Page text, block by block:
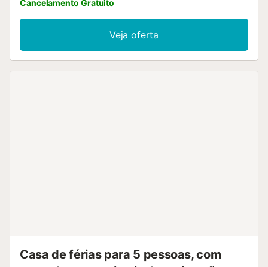
Cancelamento Gratuito
Veja oferta
Casa de férias para 5 pessoas, com